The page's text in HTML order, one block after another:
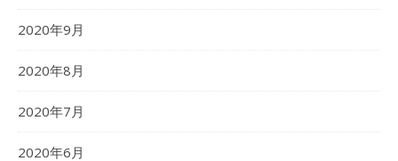
2020年9月
2020年8月
2020年7月
2020年6月